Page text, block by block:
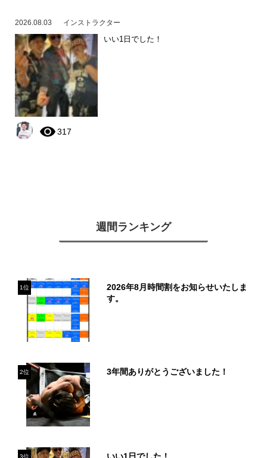
2026.08.03 インストラクター
いい1日でした！
317
週間ランキング
1位
2026年8月時間割をお知らせいたしま
す。
2位 3年間ありがとうございました！
3位